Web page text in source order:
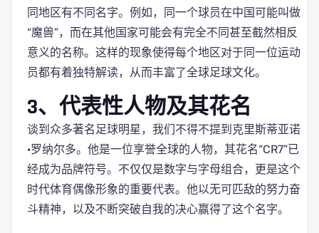
同地区有不同名字。例如，同一个球员在中国可能叫做
“魔兽”，而在其他国家可能会有完全不同甚至截然相反
意义的名称。这样的现象使得每个地区对于同一位运动
员都有着独特解读，从而丰富了全球足球文化。
3、代表性人物及其花名
谈到众多著名足球明星，我们不得不提到克里斯蒂亚诺
·罗纳尔多。他是一位享誉全球的人物，其花名“CR7”已
经成为品牌符号。不仅仅是数字与字母组合，更是这个
时代体育偶像形象的重要代表。他以无可匹敌的努力奋
斗精神，以及不断突破自我的决心赢得了这个名字。